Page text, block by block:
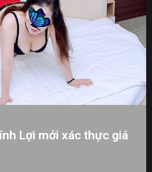
Lợi mới xác thực giá